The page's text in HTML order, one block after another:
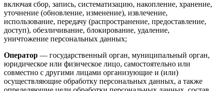
включая сбор, запись, систематизацию, накопление, хранение,
уточнение (обновление, изменение), извлечение,
использование, передачу (распространение, предоставление,
доступ), обезличивание, блокирование, удаление,
уничтожение персональных данных;
Оператор — государственный орган, муниципальный орган,
юридическое или физическое лицо, самостоятельно или
совместно с другими лицами организующие и (или)
осуществляющие обработку персональных данных, а также